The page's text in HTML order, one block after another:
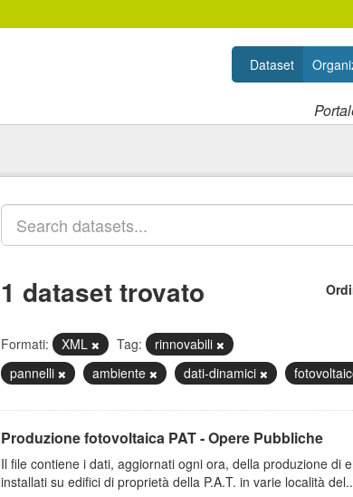
Dataset
1 dataset trovato
Formati: XML Tag:
rinnovabili
pannelli
ambiente dati-dinamici
Produzione fotovoltaica PAT - Opere Pubbliche
Il file contiene i dati, aggiornati ogni ora, della produzione di
installati su edifici di proprietà della P.A.T. in varie località